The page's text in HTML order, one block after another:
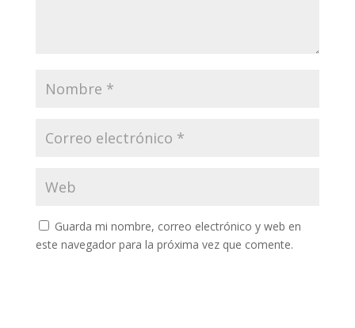
Guarda mi nombre, correo electrónico y web en
este navegador para la próxima vez que comente.